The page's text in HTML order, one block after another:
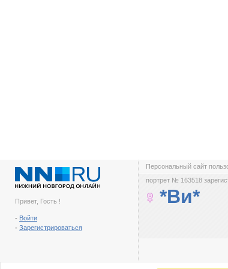
Привет, Гость !
- Войти
- Зарегистрироваться
Персональный сайт
портрет № 163518
*Ви*